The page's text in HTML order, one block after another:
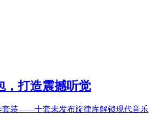
，打造震撼听觉